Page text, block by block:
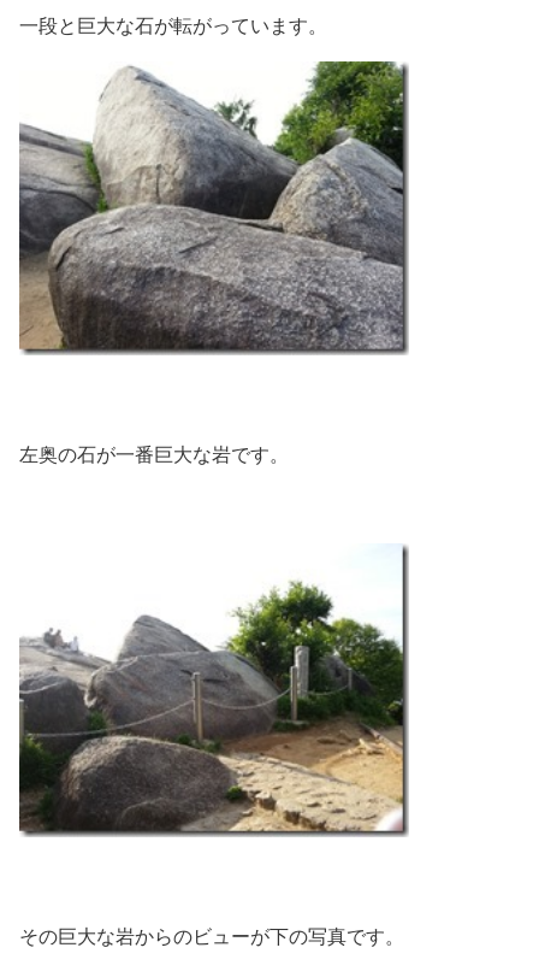
一段と巨大な石が転がっています。
左奥の石が一番巨大な岩です。
その巨大な岩からのビューが下の写真です。